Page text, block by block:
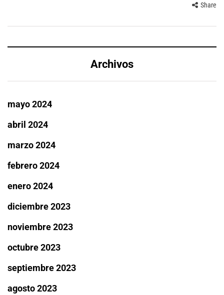
Share
Archivos
mayo 2024
abril 2024
marzo 2024
febrero 2024
enero 2024
diciembre 2023
noviembre 2023
octubre 2023
septiembre 2023
agosto 2023